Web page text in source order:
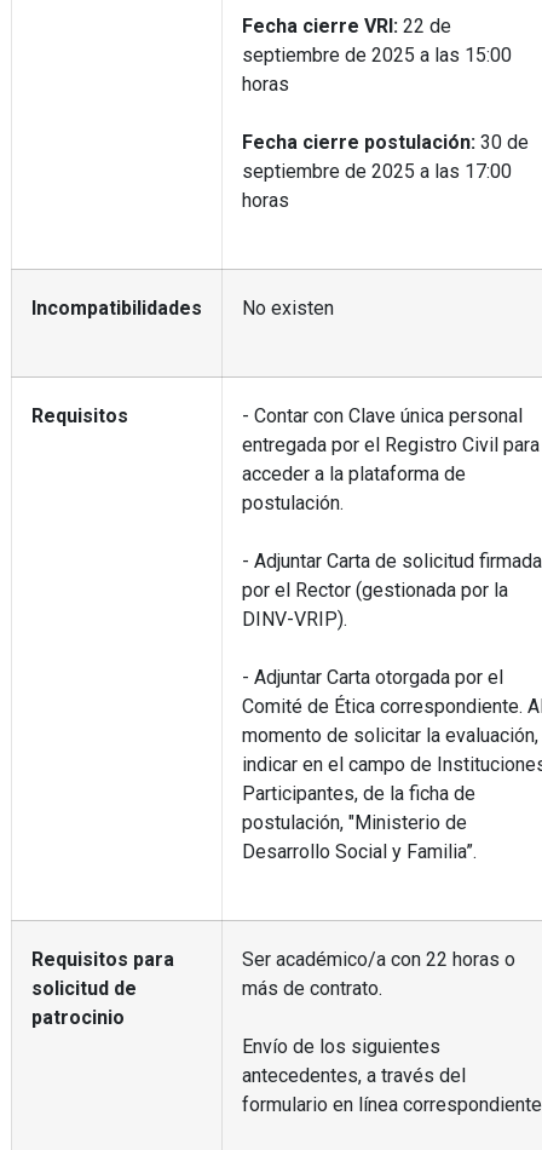
Fecha cierre VRI:22 de
septiembre de 2025 a las 15:00
horas
Fecha cierre postulación:30 de
septiembre de 2025 a las 17:00
horas
Incompatibilidades No existen
Requisitos
- Contar con Clave única personal
entregada por el Registro Civil para
acceder a la plataforma de
postulación.
- Adjuntar Carta de solicitud firmada
por el Rector (gestionada por la
DINV-VRIP).
- Adjuntar Carta otorgada por el
Comité de Ética correspondiente.
momento de solicitar la evaluación,
indicar en el campo de
Participantes, de la ficha de
postulación, "Ministerio de
Desarrollo Social y Familia”.
Requisitos para
solicitud de
patrocinio
Ser académico/a con 22 horas o
más de contrato.
Envío de los siguientes
antecedentes, a través del
formulario en línea